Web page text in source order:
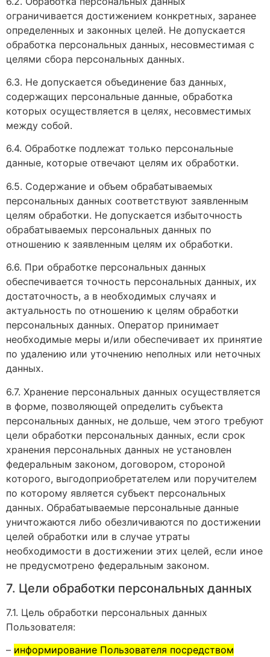
ограничивается достижением конкретных, заранее
определенных и законных целей. Не допускается
обработка персональных данных, несовместимая с
целями сбора персональных данных.
6.3. Не допускается объединение баз данных,
содержащих персональные данные, обработка
которых осуществляется в целях, несовместимых
между собой.
6.4. Обработке подлежат только персональные
данные, которые отвечают целям их обработки.
6.5. Содержание и объем обрабатываемых
персональных данных соответствуют заявленным
целям обработки. Не допускается избыточность
обрабатываемых персональных данных по
отношению к заявленным целям их обработки.
6.6. При обработке персональных данных
обеспечивается точность персональных данных, их
достаточность, а в необходимых случаях и
актуальность по отношению к целям обработки
персональных данных. Оператор принимает
необходимые меры и/или обеспечивает их принятие
по удалению или уточнению неполных или неточных
данных.
6.7. Хранение персональных данных осуществляется
в форме, позволяющей определить субъекта
персональных данных, не дольше, чем этого требуют
цели обработки персональных данных, если срок
хранения персональных данных не установлен
федеральным законом, договором, стороной
которого, выгодоприобретателем или поручителем
по которому является субъект персональных
данных. Обрабатываемые персональные данные
уничтожаются либо обезличиваются по достижении
целей обработки или в случае утраты
необходимости в достижении этих целей, если иное
не предусмотрено федеральным законом.
7. Цели обработки персональных данных
7.1. Цель обработки персональных данных
Пользователя:
– информирование Пользователя посредством